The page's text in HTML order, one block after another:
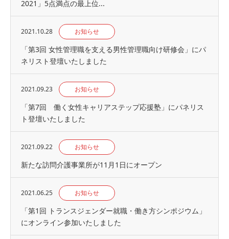
2021」5点満点の最上位...
2021.10.28 お知らせ
「第3回 女性管理職を支える男性管理職向け研修会」にパ
ネリスト登壇いたしました
2021.09.23 お知らせ
「第7回 働く女性キャリアステップ応援塾」にパネリス
ト登壇いたしました
2021.09.22 お知らせ
新たな訪問介護事業所が11月1日にオープン
2021.06.25 お知らせ
「第1回 トランスジェンダー就職・働き方シンポジウム」
にオンライン参加いたしました